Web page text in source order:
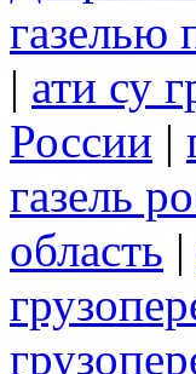
газелью
| ати су
России |
газель
область |